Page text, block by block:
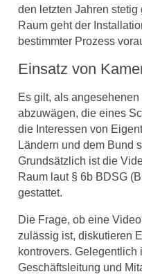
den letzten Jahren
Raum geht der
bestimmter Prozess
Einsatz von
Es gilt, als
abzuwägen, die eines
die Interessen von
Ländern und dem Bund
Grundsätzlich ist die
Raum laut § 6b BDSG
gestattet.
Die Frage, ob eine
zulässig ist, diskutieren
kontrovers.
Geschäftsleitung und